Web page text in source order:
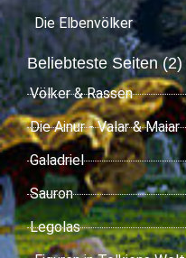
Die Elbenvölker
Beliebteste Seiten (2)
Völker & Rassen
Die Ainur - Valar & Maiar
Galadriel
Sauron
Legolas